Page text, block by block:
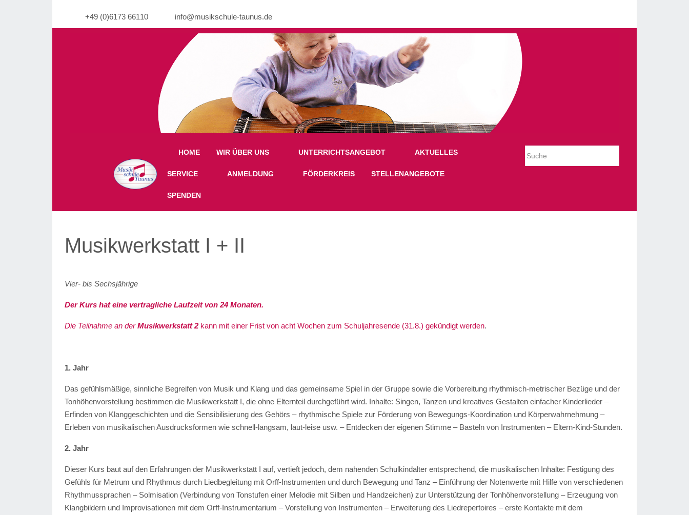
+49 (0)6173 66110 info@musikschule-taunus.de
Warning: Undefined property: stdClass::$imglink in /mnt/web605/e3/26/59781926/htdocs/Joomla2023/modules/mod_uk_slideshow/tmpl/default.php on line 54
Off-Canvas Toggle
HOME WIR ÜBER UNS UNTERRICHTSANGEBOT AKTUELLES
SERVICE ANMELDUNG FÖRDERKREIS STELLENANGEBOTE
SPENDEN
Musikwerkstatt I + II
Vier- bis Sechsjährige
Der Kurs hat eine vertragliche Laufzeit von 24 Monaten.
Die Teilnahme an derMusikwerkstatt 2kann mit einer Frist von acht Wochen zum Schuljahresende (31.8.) gekündigt werden.
1. Jahr
Das gefühlsmäßige, sinnliche Begreifen von Musik und Klang und das gemeinsame Spiel in der Gruppe sowie die Vorbereitung rhythmisch-metrischer Bezüge und der
Tonhöhenvorstellung bestimmen die Musikwerkstatt I, die ohne Elternteil durchgeführt wird. Inhalte: Singen, Tanzen und kreatives Gestalten einfacher Kinderlieder –
Erfinden von Klanggeschichten und die Sensibilisierung des Gehörs – rhythmische Spiele zur Förderung von Bewegungs-Koordination und Körperwahrnehmung –
Erleben von musikalischen Ausdrucksformen wie schnell-langsam, laut-leise usw. – Entdecken der eigenen Stimme – Basteln von Instrumenten – Eltern-Kind-Stunden.
2. Jahr
Dieser Kurs baut auf den Erfahrungen der Musikwerkstatt I auf, vertieft jedoch, dem nahenden Schulkindalter entsprechend, die musikalischen Inhalte: Festigung des
Gefühls für Metrum und Rhythmus durch Liedbegleitung mit Orff-Instrumenten und durch Bewegung und Tanz – Einführung der Notenwerte mit Hilfe von verschiedenen
Rhythmussprachen – Solmisation (Verbindung von Tonstufen einer Melodie mit Silben und Handzeichen) zur Unterstützung der Tonhöhenvorstellung – Erzeugung von
Klangbildern und Improvisationen mit dem Orff-Instrumentarium – Vorstellung von Instrumenten – Erweiterung des Liedrepertoires – erste Kontakte mit dem